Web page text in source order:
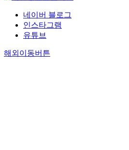
네이버 블로그
인스타그램
유튜브
해외이동버튼